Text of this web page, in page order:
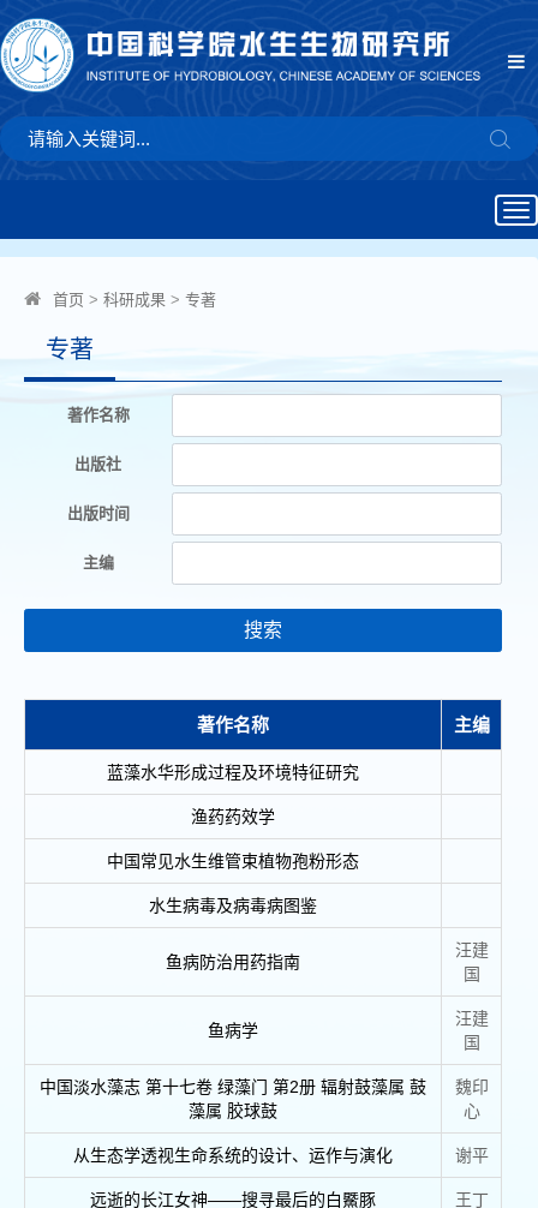
首页 > 科研成果 > 专著
专著
著作名称
出版社
出版时间
主编
搜索
著作名称 主编
蓝藻水华形成过程及环境特征研究
渔药药效学
中国常见水生维管束植物孢粉形态
水生病毒及病毒病图鉴
鱼病防治用药指南
汪建
国
鱼病学
汪建
国
中国淡水藻志 第十七卷 绿藻门 第2册 辐射鼓藻属 鼓
藻属 胶球鼓
魏印
心
从生态学透视生命系统的设计、运作与演化 谢平
远逝的长江女神——搜寻最后的白鱀豚 王丁